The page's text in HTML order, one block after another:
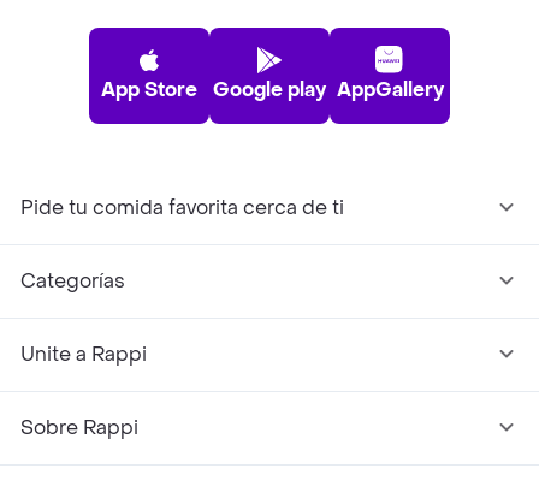
App Store Google play AppGallery
Pide tu comida favorita cerca de ti
Categorías
Unite a Rappi
Sobre Rappi